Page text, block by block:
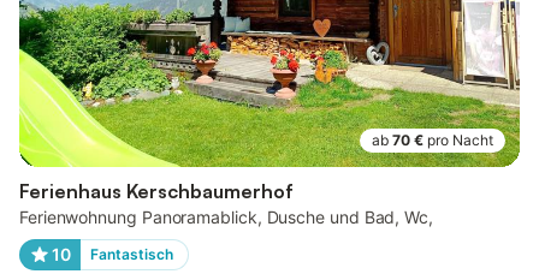
ab 70 € pro Nacht
Ferienhaus Kerschbaumerhof
Ferienwohnung Panoramablick, Dusche und Bad, Wc,
10
Fantastisch